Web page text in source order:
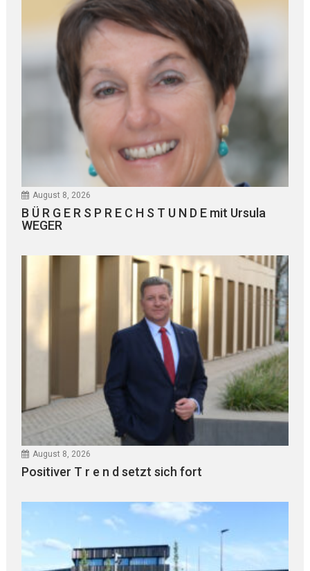
August 8, 2026
B Ü R G E R S P R E C H S T U N D E mit Ursula
WEGER
August 8, 2026
Positiver T r e n d setzt sich fort